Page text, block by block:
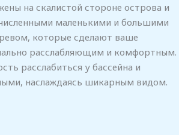
на скалистой стороне острова и
маленькими и большими
которые сделают ваше
расслабляющим и комфортным.
расслабиться у бассейна и
наслаждаясь шикарным видом.